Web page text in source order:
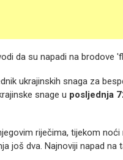
da su napadi na brodove
ukrajinskih snaga za
snage u posljednja
riječima, tijekom
još dva. Najnoviji napad